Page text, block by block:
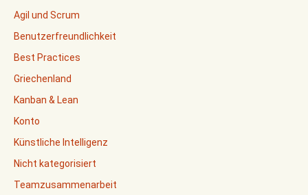
Agil und Scrum
Benutzerfreundlichkeit
Best Practices
Griechenland
Kanban & Lean
Konto
Künstliche Intelligenz
Nicht kategorisiert
Teamzusammenarbeit